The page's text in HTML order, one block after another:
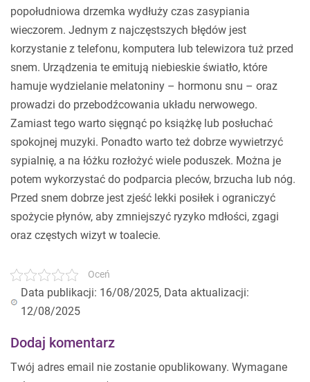
popołudniowa drzemka wydłuży czas zasypiania
wieczorem. Jednym z najczęstszych błędów jest
korzystanie z telefonu, komputera lub telewizora tuż przed
snem. Urządzenia te emitują niebieskie światło, które
hamuje wydzielanie melatoniny – hormonu snu – oraz
prowadzi do przebodźcowania układu nerwowego.
Zamiast tego warto sięgnąć po książkę lub posłuchać
spokojnej muzyki. Ponadto warto też dobrze wywietrzyć
sypialnię, a na łóżku rozłożyć wiele poduszek. Można je
potem wykorzystać do podparcia pleców, brzucha lub nóg.
Przed snem dobrze jest zjeść lekki posiłek i ograniczyć
spożycie płynów, aby zmniejszyć ryzyko mdłości, zgagi
oraz częstych wizyt w toalecie.
Oceń
Data publikacji: 16/08/2025, Data aktualizacji:
12/08/2025
Dodaj komentarz
Twój adres email nie zostanie opublikowany. Wymagane